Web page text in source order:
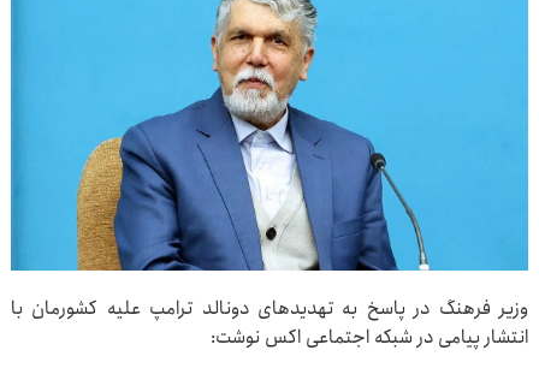
وزیر فرهنگ در پاسخ به تهدیدهای دونالد ترامپ علیه کشورمان با
انتشار پیامی در شبکه اجتماعی اکس نوشت: